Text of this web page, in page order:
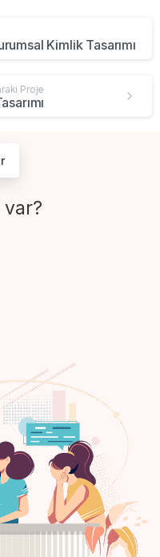
Kimlik Tasarımı
Proje
var?